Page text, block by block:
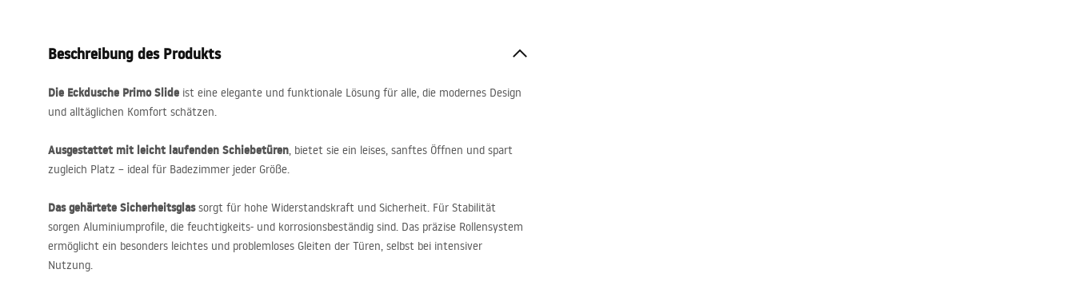
Badezimmerzubehör und Möbel
Beschreibung des Produkts
Die Eckdusche Primo Slide ist eine elegante und funktionale Lösung für alle, die modernes Design
und alltäglichen Komfort schätzen.
Ausgestattet mit leicht laufenden Schiebetüren, bietet sie ein leises, sanftes Öffnen und spart
zugleich Platz – ideal für Badezimmer jeder Größe.
Das gehärtete Sicherheitsglassorgt für hohe Widerstandskraft und Sicherheit. Für Stabilität
sorgen Aluminiumprofile, die feuchtigkeits- und korrosionsbeständig sind. Das präzise Rollensystem
ermöglicht ein besonders leichtes und problemloses Gleiten der Türen, selbst bei intensiver
Nutzung.